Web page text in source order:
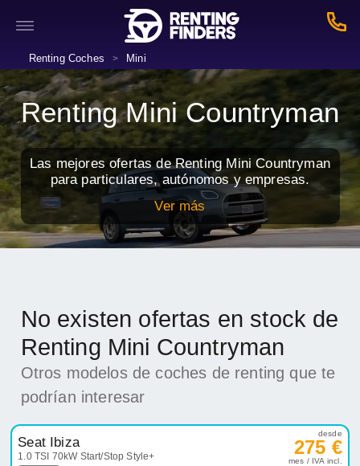
Renting Coches > Mini
Renting Mini Countryman
Las mejores ofertas de Renting Mini Countryman
para particulares, autónomos y empresas.
Ver más
No existen ofertas en stock de
Renting Mini Countryman
Otros modelos de coches de renting que te
podrían interesar
Seat Ibiza
1.0 TSI 70kW Start/Stop Style+
desde
275 €
mes / IVA incl.